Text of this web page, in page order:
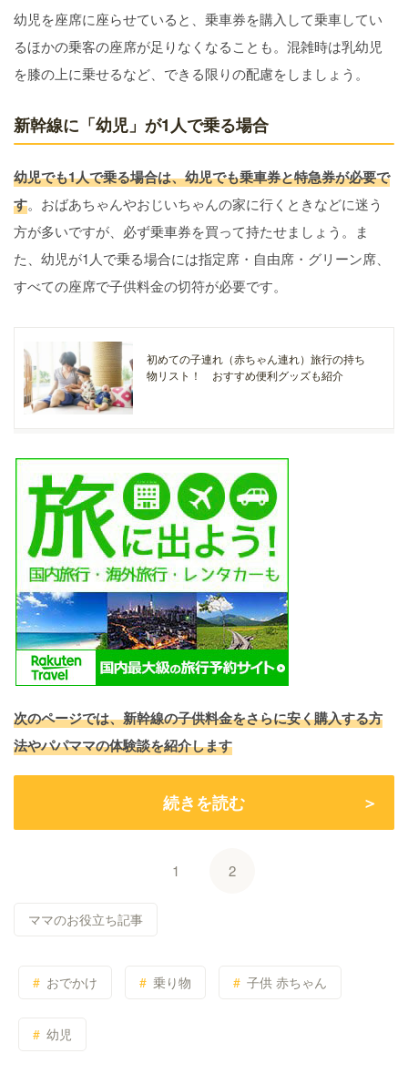
幼児を座席に座らせていると、乗車券を購入して乗車してい
るほかの乗客の座席が足りなくなることも。混雑時は乳幼児
を膝の上に乗せるなど、できる限りの配慮をしましょう。
新幹線に「幼児」が1人で乗る場合
幼児でも1人で乗る場合は、幼児でも乗車券と特急券が必要で
す。おばあちゃんやおじいちゃんの家に行くときなどに迷う
方が多いですが、必ず乗車券を買って持たせましょう。ま
た、幼児が1人で乗る場合には指定席・自由席・グリーン席、
すべての座席で子供料金の切符が必要です。
初めての子連れ（赤ちゃん連れ）旅行の持ち
物リスト！ おすすめ便利グッズも紹介
次のページでは、新幹線の子供料金をさらに安く購入する方
法やパパママの体験談を紹介します
続きを読む
1 2
ママのお役立ち記事
おでかけ 乗り物 子供 赤ちゃん
幼児